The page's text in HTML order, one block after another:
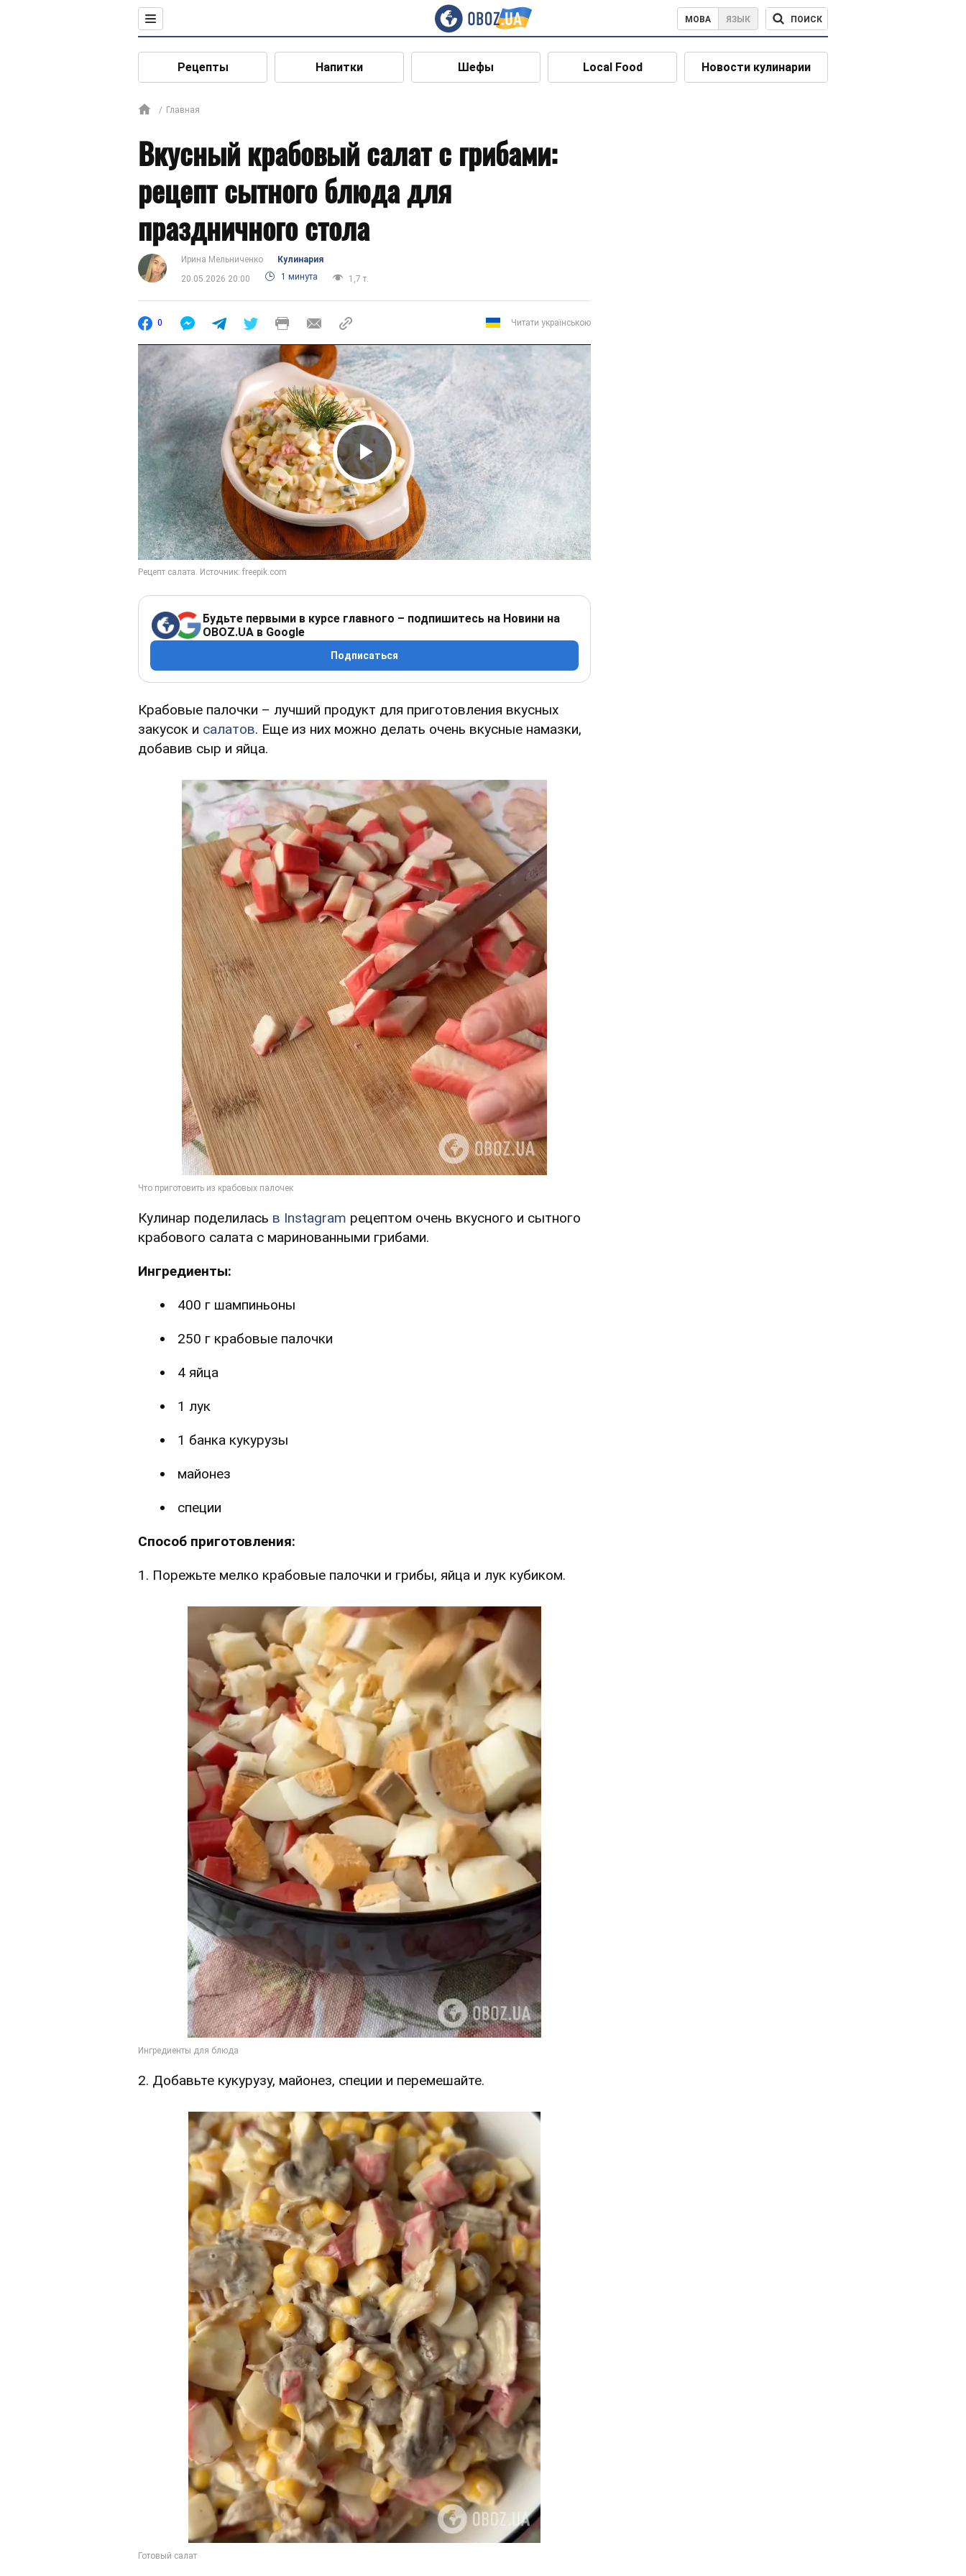
МОВА ЯЗЫК ПОИСК
Рецепты Напитки Шефы Local Food Новости кулинарии
Главная
Вкусный крабовый салат с грибами:
рецепт сытного блюда для
праздничного стола
Ирина Мельниченко
Кулинария
20.05.2026 20:00
1 минута 1,7 т.
0 Читати українською
Play Video
Будьте первыми в курсе главного – подпишитесь на Новини на
OBOZ.UA в Google
Подписаться
Крабовые палочки – лучший продукт для приготовления вкусных
закусок и салатов. Еще из них можно делать очень вкусные намазки,
добавив сыр и яйца.
Кулинар поделилась в Instagram рецептом очень вкусного и сытного
крабового салата с маринованными грибами.
Ингредиенты:
400 г шампиньоны
250 г крабовые палочки
4 яйца
1 лук
1 банка кукурузы
майонез
специи
Способ приготовления:
1. Порежьте мелко крабовые палочки и грибы, яйца и лук кубиком.
2. Добавьте кукурузу, майонез, специи и перемешайте.